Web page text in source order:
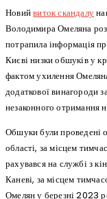
Новийвиток скандалу
Володимира Омеляна
потрапила інформація
Києві низки обшуків у
фактом ухилення
додаткової винагороди
незаконного отримання
Обшуки були проведені
області, за місцем
рахувався на службі з
Каневі, за місцем
Омелян у березні 2023